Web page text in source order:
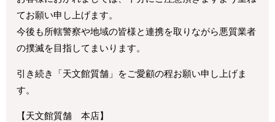
てお願い申し上げます。
今後も所轄警察や地域の皆様と連携を取りながら悪質業者
の撲滅を目指してまいります。
引き続き「天文館質舗」をご愛顧の程お願い申し上げま
す。
【天文館質舗 本店】